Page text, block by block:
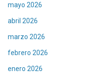
mayo 2026
abril 2026
marzo 2026
febrero 2026
enero 2026